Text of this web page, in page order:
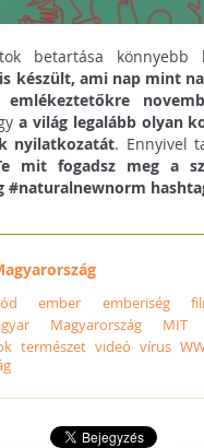
betartása
készült, ami nap mint
emlékeztetőkre
a világ legalább olyan
nyilatkozatát. Ennyivel
mit fogadsz meg a
#naturalnewnorm
ember emberiség
Magyarország MIT
természet videó vírus